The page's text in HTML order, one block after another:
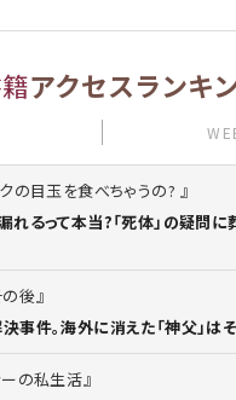
アクセスランキ
の目玉を食べちゃうの?
れるって本当?「死体」の疑問
の後
事件。海外に消えた「神父」は
ーの私生活